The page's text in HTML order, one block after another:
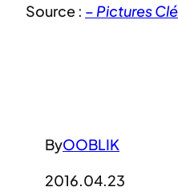
Source : – Pictures
ByOOBLIK
2016.04.23